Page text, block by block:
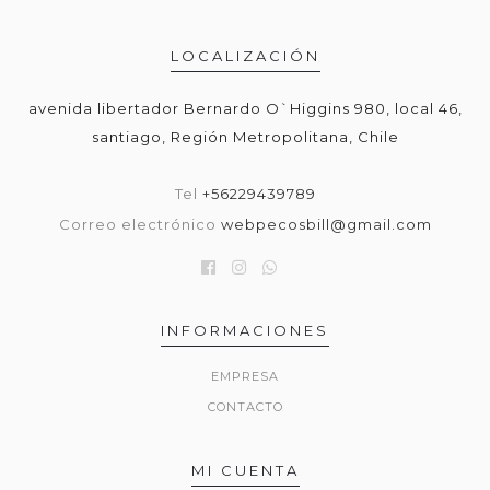
LOCALIZACIÓN
avenida libertador Bernardo O`Higgins 980, local 46,
santiago, Región Metropolitana, Chile
Tel +56229439789
Correo electrónico webpecosbill@gmail.com
INFORMACIONES
EMPRESA
CONTACTO
MI CUENTA